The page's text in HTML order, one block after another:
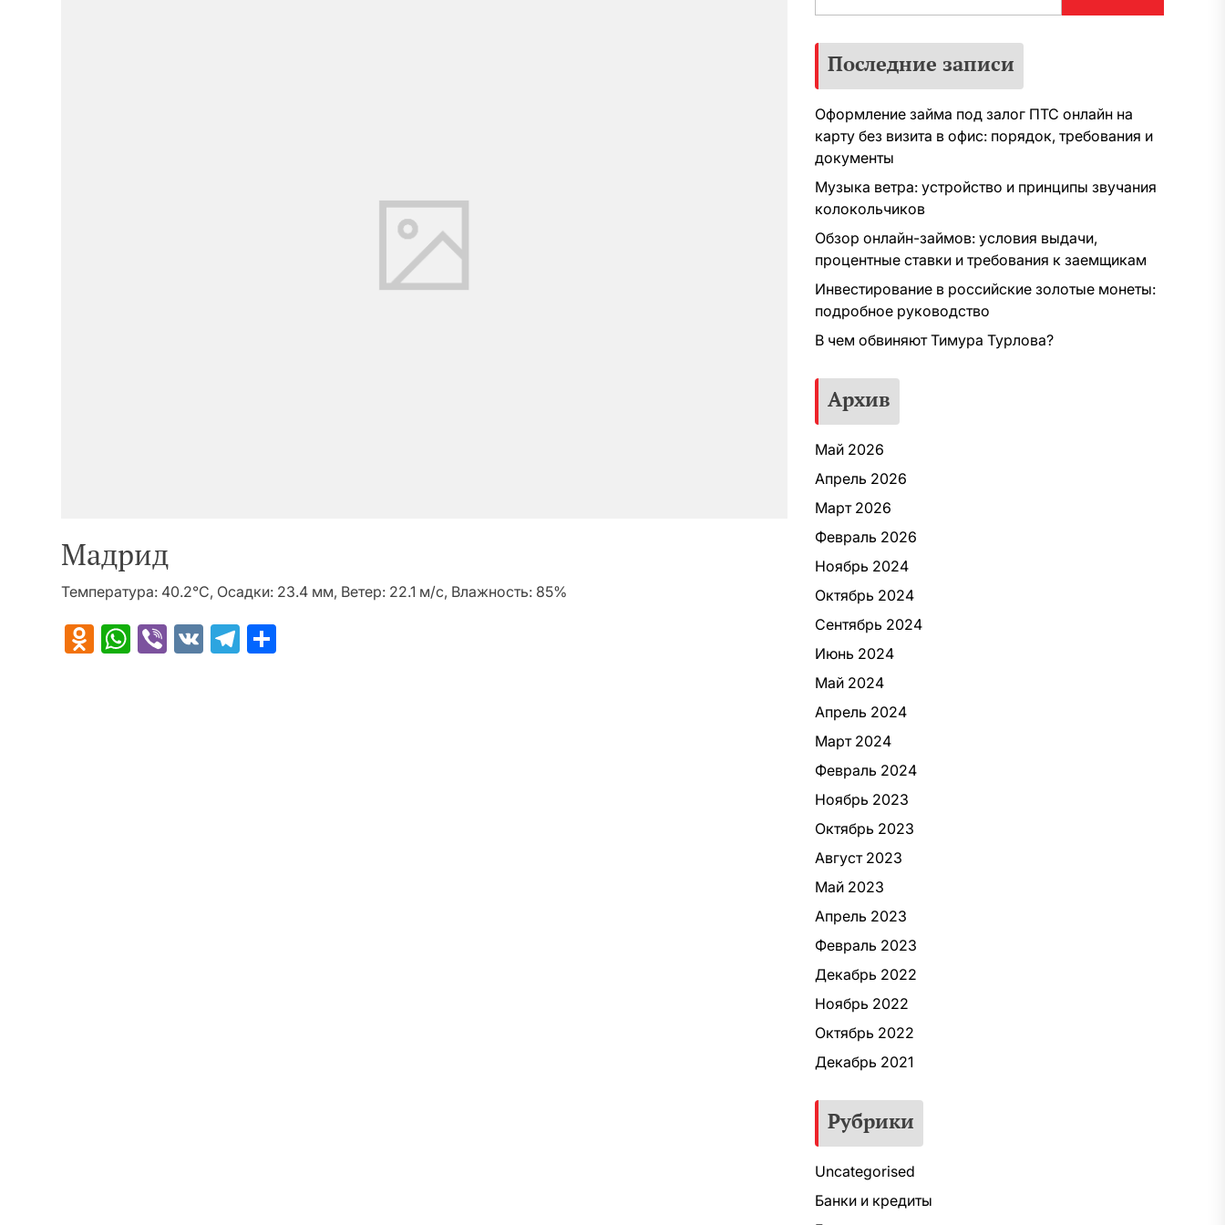
Мадрид
Температура: 40.2°C, Осадки: 23.4 мм, Ветер: 22.1 м/с, Влажность: 85%
Odnoklassniki
WhatsApp
Viber
VK Telegram
Последние записи
Оформление займа под залог ПТС онлайн на
карту без визита в офис: порядок, требования и
документы
Музыка ветра: устройство и принципы звучания
колокольчиков
Обзор онлайн-займов: условия выдачи,
процентные ставки и требования к заемщикам
Инвестирование в российские золотые монеты:
подробное руководство
В чем обвиняют Тимура Турлова?
Архив
Май 2026
Апрель 2026
Март 2026
Февраль 2026
Ноябрь 2024
Октябрь 2024
Сентябрь 2024
Июнь 2024
Май 2024
Апрель 2024
Март 2024
Февраль 2024
Ноябрь 2023
Октябрь 2023
Август 2023
Май 2023
Апрель 2023
Февраль 2023
Декабрь 2022
Ноябрь 2022
Октябрь 2022
Декабрь 2021
Рубрики
Uncategorised
Банки и кредиты